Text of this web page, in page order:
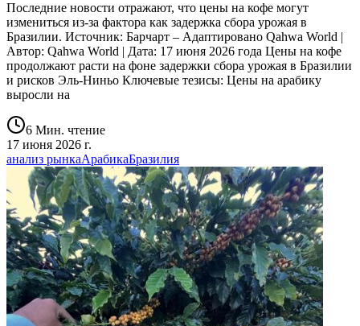
Последние новости отражают, что цены на кофе могут
измениться из-за факторa как задержка сбора урожая в
Бразилии. Источник: Барчарт – Адаптировано Qahwa World |
Автор: Qahwa World | Дата: 17 июня 2026 года Цены на кофе
продолжают расти на фоне задержки сбора урожая в Бразилии
и рисков Эль-Ниньо Ключевые тезисы: Цены на арабику
выросли на
6 Мин. чтение
17 июня 2026 г.
анализ рынкаАрабикаБразилия